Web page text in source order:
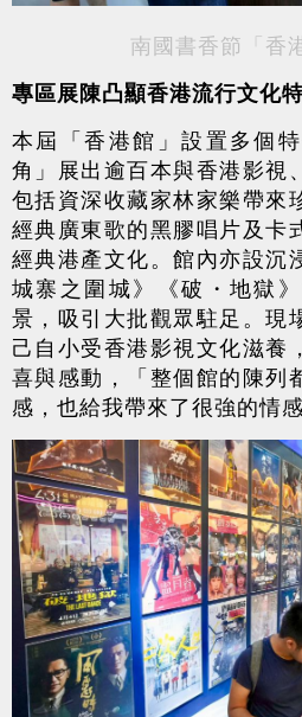
南國書香節「香
專區展陳凸顯香港流行文化
本屆「香港館」設置多個
角」展出逾百本與香港影視
包括資深收藏家林家樂帶來
經典廣東歌的黑膠唱片及卡
經典港產文化。館內亦設沉
城寨之圍城》《破・地獄
景，吸引大批觀眾駐足。現
己自小受香港影視文化滋養
喜與感動，「整個館的陳列
感，也給我帶來了很強的情感